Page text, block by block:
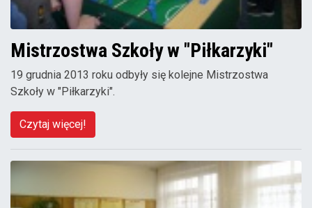
Mistrzostwa Szkoły w "Piłkarzyki"
19 grudnia 2013 roku odbyły się kolejne Mistrzostwa
Szkoły w "Piłkarzyki".
Czytaj więcej!